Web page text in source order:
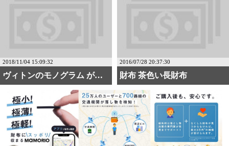
2018/11/04 15:09:32
ヴィトンのモノグラム が・・・
2016/07/28 20:37:30
財布 茶色い長財布